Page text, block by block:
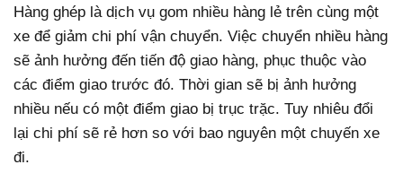
Hàng ghép là dịch vụ gom nhiều hàng lẻ trên cùng một
xe để giảm chi phí vận chuyển. Việc chuyển nhiều hàng
sẽ ảnh hưởng đến tiến độ giao hàng, phục thuộc vào
các điểm giao trước đó. Thời gian sẽ bị ảnh hưởng
nhiều nếu có một điểm giao bị trục trặc. Tuy nhiêu đổi
lại chi phí sẽ rẻ hơn so với bao nguyên một chuyến xe
đi.